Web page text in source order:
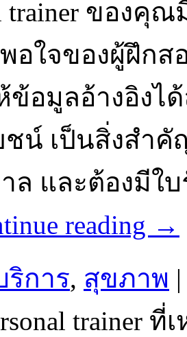
trainer ของคุ
อใจของผู้ฝึก
ข้อมูลอ้างอิงไ
ชน์ เป็นสิ่งสำ
ล และต้องมีใ
reading →
ริการ, สุขภาพ |
trainer